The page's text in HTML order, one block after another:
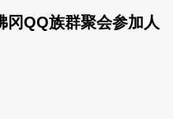
冈QQ族群聚会参加人